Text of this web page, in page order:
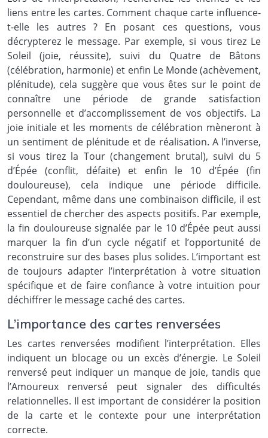
liens entre les cartes. Comment chaque carte influence-
t-elle les autres ? En posant ces questions, vous
décrypterez le message. Par exemple, si vous tirez Le
Soleil (joie, réussite), suivi du Quatre de Bâtons
(célébration, harmonie) et enfin Le Monde (achèvement,
plénitude), cela suggère que vous êtes sur le point de
connaître une période de grande satisfaction
personnelle et d’accomplissement de vos objectifs. La
joie initiale et les moments de célébration mèneront à
un sentiment de plénitude et de réalisation. A l’inverse,
si vous tirez la Tour (changement brutal), suivi du 5
d’Épée (conflit, défaite) et enfin le 10 d’Épée (fin
douloureuse), cela indique une période difficile.
Cependant, même dans une combinaison difficile, il est
essentiel de chercher des aspects positifs. Par exemple,
la fin douloureuse signalée par le 10 d’Épée peut aussi
marquer la fin d’un cycle négatif et l’opportunité de
reconstruire sur des bases plus solides. L’important est
de toujours adapter l’interprétation à votre situation
spécifique et de faire confiance à votre intuition pour
déchiffrer le message caché des cartes.
L’importance des cartes renversées
Les cartes renversées modifient l’interprétation. Elles
indiquent un blocage ou un excès d’énergie. Le Soleil
renversé peut indiquer un manque de joie, tandis que
l’Amoureux renversé peut signaler des difficultés
relationnelles. Il est important de considérer la position
de la carte et le contexte pour une interprétation
correcte.